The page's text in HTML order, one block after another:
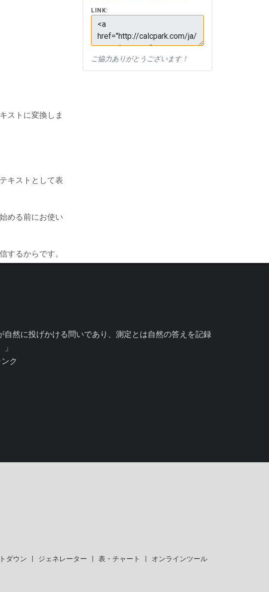
LINK:
ご協力ありがとうございます！
ストに変換しま
キストとして表
める前にお使い
するからです。
自然に投げかける問いであり、測定とは自然の答えを記録
ク
ダウン ジェネレーター 表・チャート オンラインツール